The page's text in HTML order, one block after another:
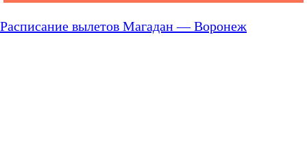
Расписание вылетов Магадан — Воронеж